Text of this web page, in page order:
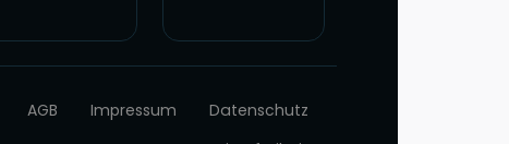
AGB Impressum
Datenschutz